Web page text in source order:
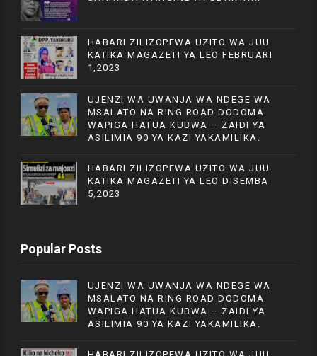
HABARI ZILIZOPEWA UZITO WA JUU
KATIKA MAGAZETI YA LEO FEBRUARI
1,2023
UJENZI WA UWANJA WA NDEGE WA
MSALATO NA RING ROAD DODOMA
WAPIGA HATUA KUBWA – ZAIDI YA
ASILIMIA 90 YA KAZI YAKAMILIKA.
HABARI ZILIZOPEWA UZITO WA JUU
KATIKA MAGAZETI YA LEO DISEMBA
5,2023
Popular Posts
UJENZI WA UWANJA WA NDEGE WA
MSALATO NA RING ROAD DODOMA
WAPIGA HATUA KUBWA – ZAIDI YA
ASILIMIA 90 YA KAZI YAKAMILIKA.